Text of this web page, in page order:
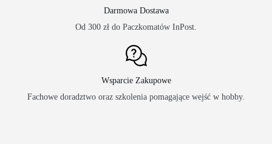
Darmowa Dostawa
Od 300 zł do Paczkomatów InPost.
Wsparcie Zakupowe
Fachowe doradztwo oraz szkolenia pomagające wejść w hobby.